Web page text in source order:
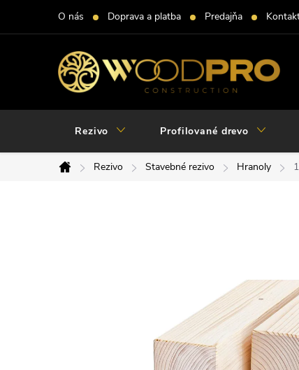
O nás Doprava a platba Predajňa
Rezivo Profilované drevo
Domov
Rezivo Stavebné rezivo Hranoly